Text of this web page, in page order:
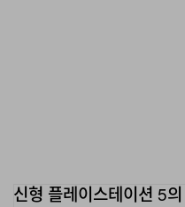
신형 플레이스테이션 5